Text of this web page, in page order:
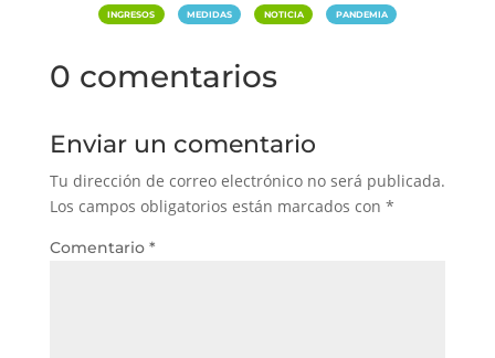
INGRESOS | MEDIDAS | NOTICIA | PANDEMIA
0 comentarios
Enviar un comentario
Tu dirección de correo electrónico no será publicada.
Los campos obligatorios están marcados con *
Comentario *